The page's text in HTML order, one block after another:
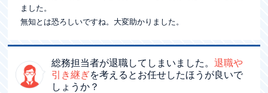
ました。
無知とは恐ろしいですね。大変助かりました。
総務担当者が退職してしまいました。退職や
引き継ぎを考えるとお任せしたほうが良いで
しょうか？